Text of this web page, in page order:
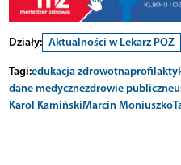
Działy: Aktualności w Lekarz POZ
Tagi:edukacja zdrowotna
dane medycznezdrowie publiczne
Karol KamińskiMarcin Moniuszko